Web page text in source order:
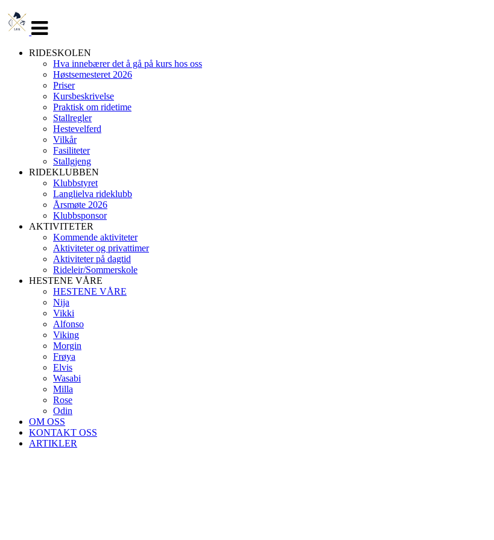
navigasjon
RIDESKOLEN
Hva innebærer det å gå på kurs hos oss
Høstsemesteret 2026
Priser
Kursbeskrivelse
Praktisk om ridetime
Stallregler
Hestevelferd
Vilkår
Fasiliteter
Stallgjeng
RIDEKLUBBEN
Klubbstyret
Langlielva rideklubb
Årsmøte 2026
Klubbsponsor
AKTIVITETER
Kommende aktiviteter
Aktiviteter og privattimer
Aktiviteter på dagtid
Rideleir/Sommerskole
HESTENE VÅRE
HESTENE VÅRE
Nija
Vikki
Alfonso
Viking
Morgin
Frøya
Elvis
Wasabi
Milla
Rose
Odin
OM OSS
KONTAKT OSS
ARTIKLER